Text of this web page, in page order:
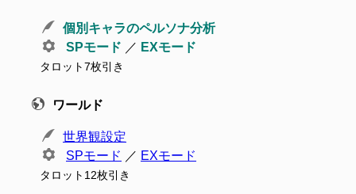
個別キャラのペルソナ分析
SPモード ／ EXモード
タロット7枚引き
ワールド
世界観設定
SPモード ／ EXモード
タロット12枚引き